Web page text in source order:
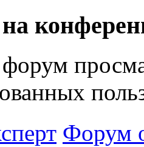
форум
Форум